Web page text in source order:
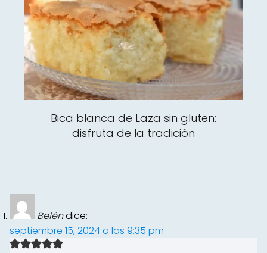
Bica blanca de Laza sin gluten:
disfruta de la tradición
Beléndice:
septiembre 15, 2024 a las 9:35 pm